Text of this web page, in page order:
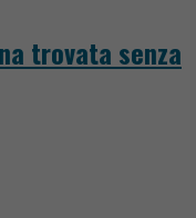
trovata senza